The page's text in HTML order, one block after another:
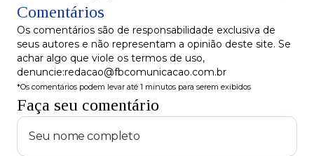
Comentários
Os comentários são de responsabilidade exclusiva de
seus autores e não representam a opinião deste site. Se
achar algo que viole os termos de uso,
denuncie:redacao@fbcomunicacao.com.br
*Os comentários podem levar até 1 minutos para serem exibidos
Faça seu comentário